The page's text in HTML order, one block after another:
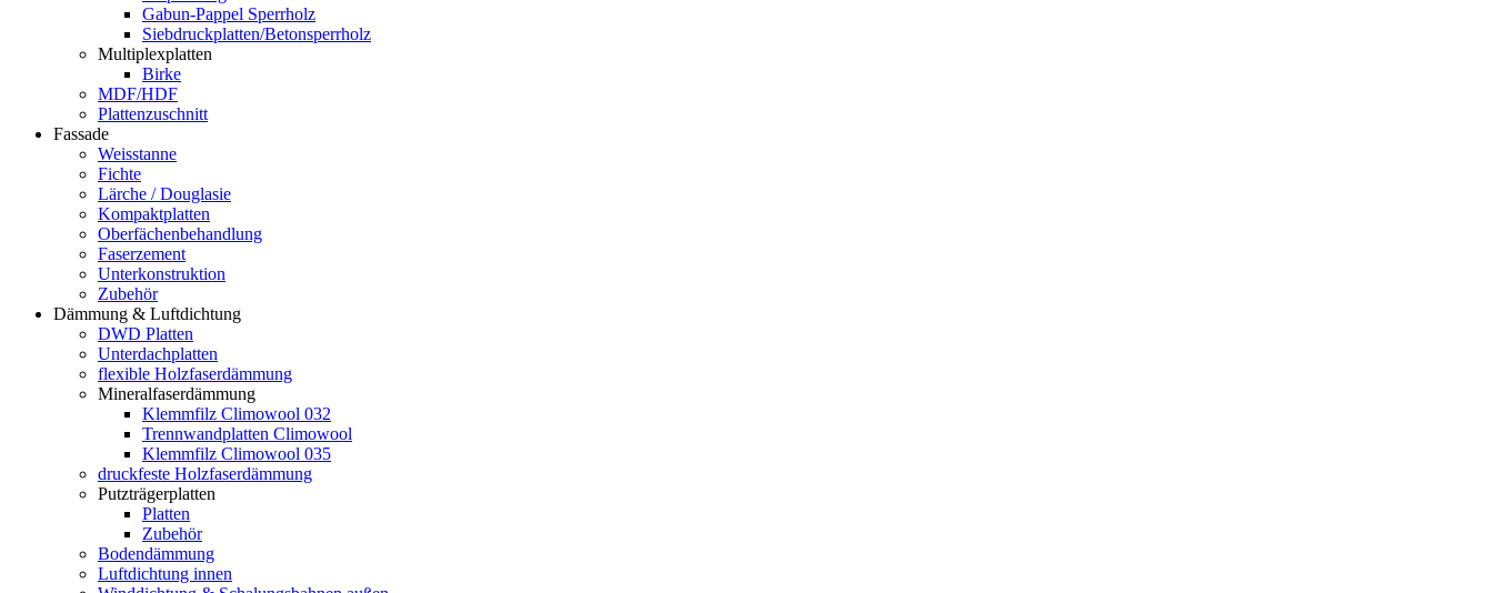
Gabun-Pappel Sperrholz
Siebdruckplatten/Betonsperrholz
Multiplexplatten
Birke
MDF/HDF
Plattenzuschnitt
Fassade
Weisstanne
Fichte
Lärche / Douglasie
Kompaktplatten
Oberfächenbehandlung
Faserzement
Unterkonstruktion
Zubehör
Dämmung & Luftdichtung
DWD Platten
Unterdachplatten
flexible Holzfaserdämmung
Mineralfaserdämmung
Klemmfilz Climowool 032
Trennwandplatten Climowool
Klemmfilz Climowool 035
druckfeste Holzfaserdämmung
Putzträgerplatten
Platten
Zubehör
Bodendämmung
Luftdichtung innen